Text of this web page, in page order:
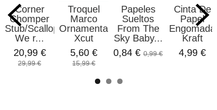
Corner
Chomper
Stub/Scallop
We r...
20,99 €
29,99 €
Troquel
Marco
Ornamentado
Xcut
5,60 €
15,99 €
Papeles
Sueltos
From The
Sky Baby...
0,84 € 0,99 €
Cinta De
Papel
Engomada
Kraft
4,99 €